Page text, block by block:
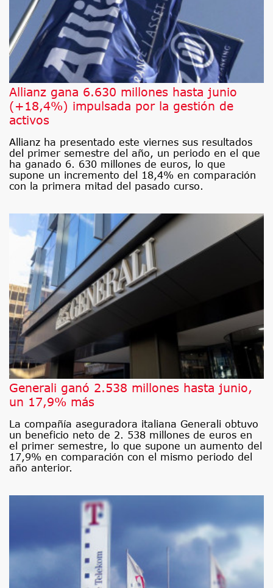
Allianz gana 6.630 millones hasta junio
(+18,4%) impulsada por la gestión de
activos
Allianz ha presentado este viernes sus resultados
del primer semestre del año, un periodo en el que
ha ganado 6. 630 millones de euros, lo que
supone un incremento del 18,4% en comparación
con la primera mitad del pasado curso.
Generali ganó 2.538 millones hasta junio,
un 17,9% más
La compañía aseguradora italiana Generali obtuvo
un beneficio neto de 2. 538 millones de euros en
el primer semestre, lo que supone un aumento del
17,9% en comparación con el mismo periodo del
año anterior.